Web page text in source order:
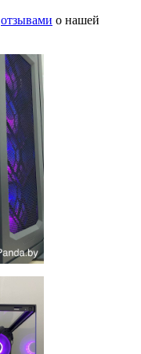
отзывами о нашей